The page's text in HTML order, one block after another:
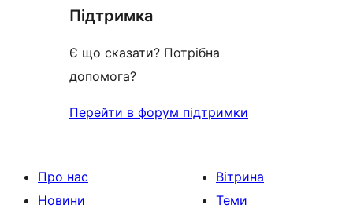
reviews
Підтримка
Є що сказати? Потрібна
допомога?
Перейти в форум підтримки
Про нас
Новини
Вітрина
Теми